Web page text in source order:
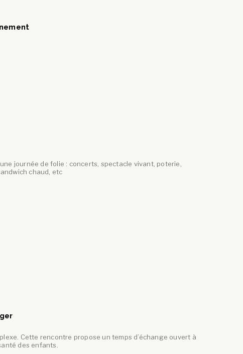
journée de folie : concerts, spectacle vivant, poterie,
chaud, etc
Cette rencontre propose un temps d’échange ouvert à
des enfants.